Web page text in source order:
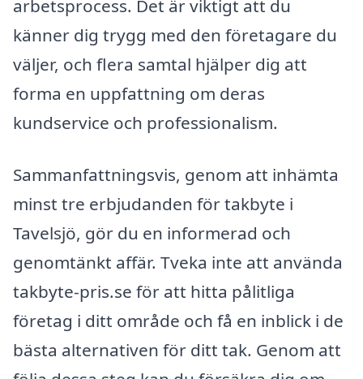
arbetsprocess. Det är viktigt att du
känner dig trygg med den företagare du
väljer, och flera samtal hjälper dig att
forma en uppfattning om deras
kundservice och professionalism.
Sammanfattningsvis, genom att inhämta
minst tre erbjudanden för takbyte i
Tavelsjö, gör du en informerad och
genomtänkt affär. Tveka inte att använda
takbyte-pris.se för att hitta pålitliga
företag i ditt område och få en inblick i de
bästa alternativen för ditt tak. Genom att